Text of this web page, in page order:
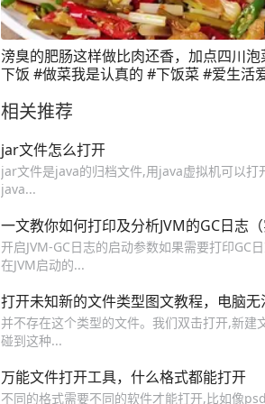
滂臭的肥肠这样做比肉还香，加点四川泡
下饭 #做菜我是认真的 #下饭菜 #爱生活
相关推荐
jar文件怎么打开
jar文件是java的归档文件,用java虚拟机可以
java...
一文教你如何打印及分析JVM的GC日志
开启JVM-GC日志的启动参数如果需要打印GC
在JVM启动的...
打开未知新的文件类型图文教程，电脑
并不存在这个类型的文件。我们双击打开,新
碰到这种...
万能文件打开工具，什么格式都能打开
不同的格式需要不同的软件才能打开,比如像